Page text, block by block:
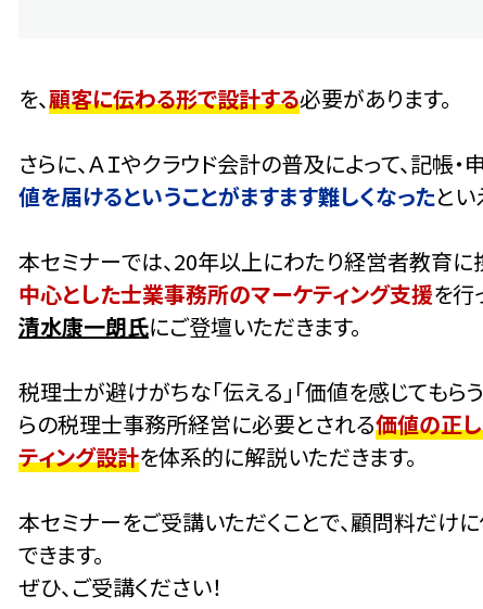
を、顧客に伝わる形で設計する必要があります。
さらに、ＡＩやクラウド会計の普及によって、記帳
値を届けるということがますます難しくなったとい
本セミナーでは、20年以上にわたり経営者教育に
中心とした士業事務所のマーケティング支援を行
清水康一朗氏にご登壇いただきます。
税理士が避けがちな「伝える」「価値を感じてもら
らの税理士事務所経営に必要とされる価値の正
ティング設計を体系的に解説いただきます。
本セミナーをご受講いただくことで、顧問料だ
できます。
ぜひ、ご受講ください！